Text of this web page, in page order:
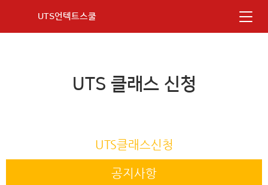
UTS언텍트스쿨
UTS 클래스 신청
UTS클래스신청
공지사항